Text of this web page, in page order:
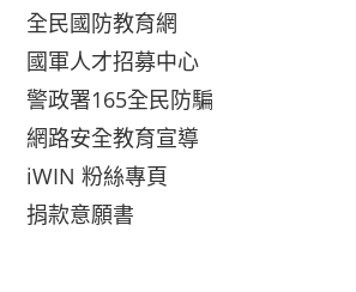
全民國防教育網
國軍人才招募中心
警政署165全民防騙
網路安全教育宣導
iWIN 粉絲專頁
捐款意願書